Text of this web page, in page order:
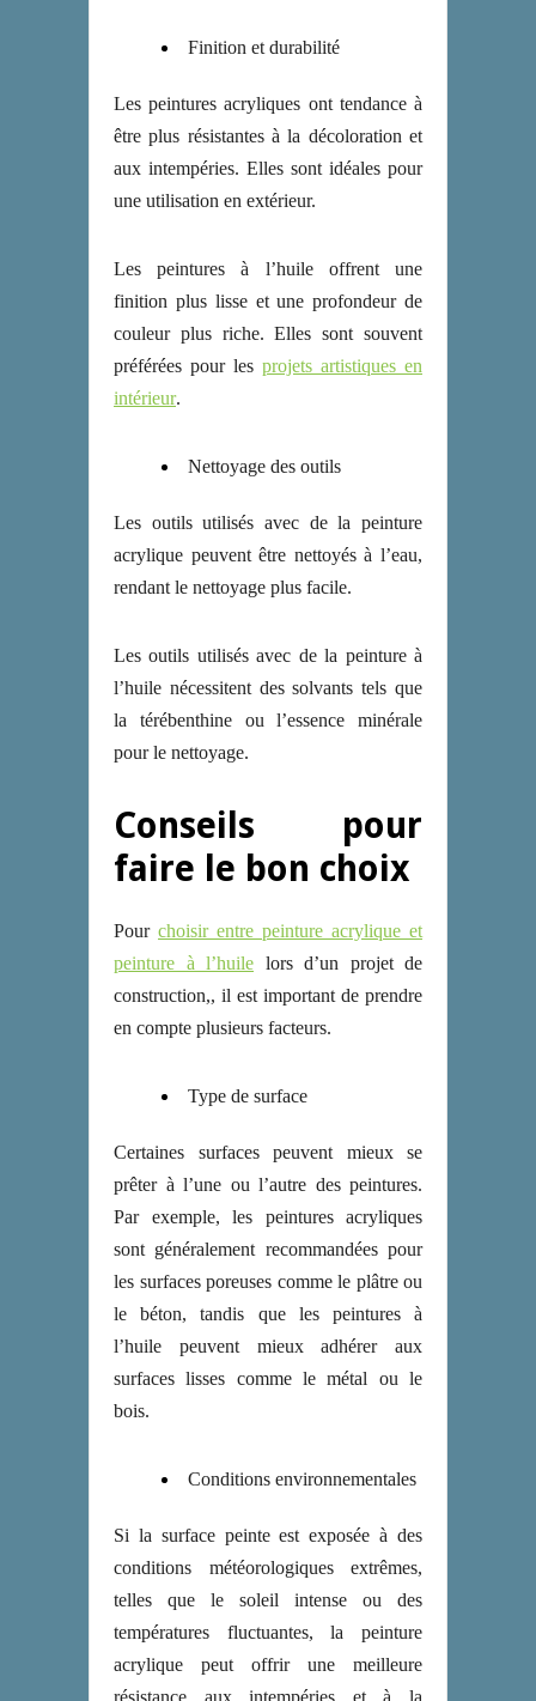
Finition et durabilité
Les peintures acryliques ont tendance à
être plus résistantes à la décoloration et
aux intempéries. Elles sont idéales pour
une utilisation en extérieur.
Les peintures à l’huile offrent une
finition plus lisse et une profondeur de
couleur plus riche. Elles sont souvent
préférées pour les projets artistiques en
intérieur.
Nettoyage des outils
Les outils utilisés avec de la peinture
acrylique peuvent être nettoyés à l’eau,
rendant le nettoyage plus facile.
Les outils utilisés avec de la peinture à
l’huile nécessitent des solvants tels que
la térébenthine ou l’essence minérale
pour le nettoyage.
Conseils pour
faire le bon choix
Pour choisir entre peinture acrylique et
peinture à l’huile lors d’un projet de
construction,, il est important de prendre
en compte plusieurs facteurs.
Type de surface
Certaines surfaces peuvent mieux se
prêter à l’une ou l’autre des peintures.
Par exemple, les peintures acryliques
sont généralement recommandées pour
les surfaces poreuses comme le plâtre ou
le béton, tandis que les peintures à
l’huile peuvent mieux adhérer aux
surfaces lisses comme le métal ou le
bois.
Conditions environnementales
Si la surface peinte est exposée à des
conditions météorologiques extrêmes,
telles que le soleil intense ou des
températures fluctuantes, la peinture
acrylique peut offrir une meilleure